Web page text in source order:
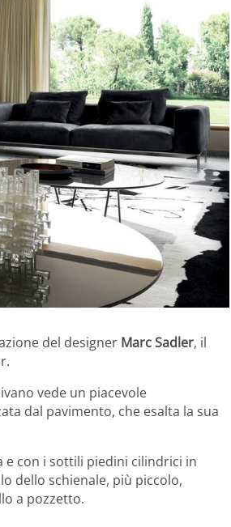
del designer Marc Sadler, il
vede un piacevole
dal pavimento, che esalta la sua
con i sottili piedini cilindrici in
dello schienale, più piccolo,
a pozzetto.